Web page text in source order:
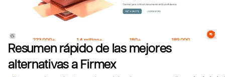
Resumen rápido de las mejores
alternativas a Firmex